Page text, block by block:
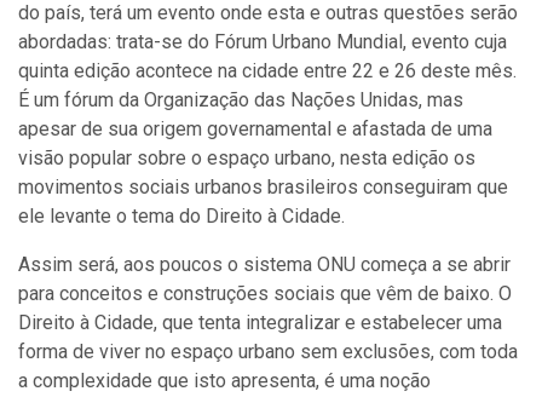
do país, terá um evento onde esta e outras questões serão
abordadas: trata-se do Fórum Urbano Mundial, evento cuja
quinta edição acontece na cidade entre 22 e 26 deste mês.
É um fórum da Organização das Nações Unidas, mas
apesar de sua origem governamental e afastada de uma
visão popular sobre o espaço urbano, nesta edição os
movimentos sociais urbanos brasileiros conseguiram que
ele levante o tema do Direito à Cidade.
Assim será, aos poucos o sistema ONU começa a se abrir
para conceitos e construções sociais que vêm de baixo. O
Direito à Cidade, que tenta integralizar e estabelecer uma
forma de viver no espaço urbano sem exclusões, com toda
a complexidade que isto apresenta, é uma noção